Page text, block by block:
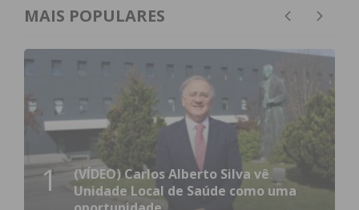
MAIS POPULARES
1
(VÍDEO) Carlos Alberto Silva vê
Unidade Local de Saúde como uma